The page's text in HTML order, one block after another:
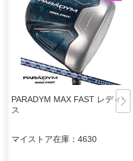
PARADYM MAX FAST レディー
ス
マイストア在庫： 4630